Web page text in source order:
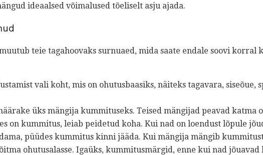
ideaalsed võimalused tõeliselt asju ajada.
teie tagahoovaks surnuaed, mida saate endale soovi korral
vali koht, mis on ohutusbaasiks, näiteks tagavara, siseõue,
üks mängija kummituseks. Teised mängijad peavad katma
on kummitus, leiab peidetud koha. Kui nad on loendust lõpule
püüdes kummitus kinni jääda. Kui mängija mängib
ohutusalasse. Igaüks, kummitusmärgid, enne kui nad jõuavad